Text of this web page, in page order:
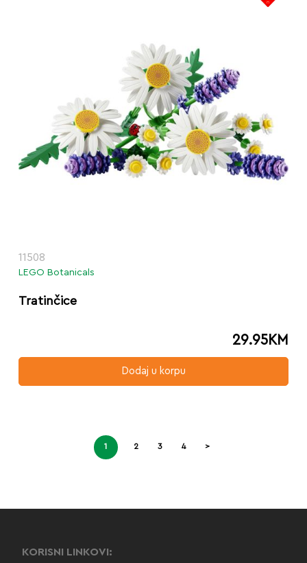
11508
LEGO Botanicals
Tratinčice
29.95KM
Dodaj u korpu
1 2 3 4 >
KORISNI LINKOVI: